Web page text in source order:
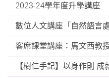
2023-24學年度升學講座
數位人文講座「自然語言
客席課堂講座：馬文西教
【樹仁手記】以身作則 成